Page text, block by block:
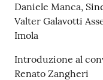
Seguici
su
Daniele Manca,
Valter Galavotti
Imola
Introduzione al
Renato Zangheri